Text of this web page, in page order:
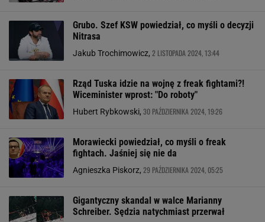
Grubo. Szef KSW powiedział, co myśli o decyzji
Nitrasa
Jakub Trochimowicz, 2 LISTOPADA 2024, 13:44
Rząd Tuska idzie na wojnę z freak fightami?!
Wiceminister wprost: "Do roboty"
Hubert Rybkowski, 30 PAŹDZIERNIKA 2024, 19:26
Morawiecki powiedział, co myśli o freak
fightach. Jaśniej się nie da
Agnieszka Piskorz, 29 PAŹDZIERNIKA 2024, 05:25
Gigantyczny skandal w walce Marianny
Schreiber. Sędzia natychmiast przerwał